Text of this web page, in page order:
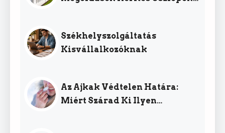
Székhelyszolgáltatás
Kisvállalkozóknak
Az Ajkak Védtelen Határa:
Miért Szárad Ki Ilyen